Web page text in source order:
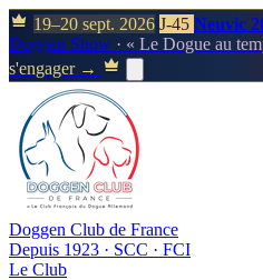
19–20 sept. 2026 J-45 Neuvic
Doggen Show · « Le Dogue au
s'engager →
Doggen Club de France
Depuis 1923 · SCC · FCI
Le Club